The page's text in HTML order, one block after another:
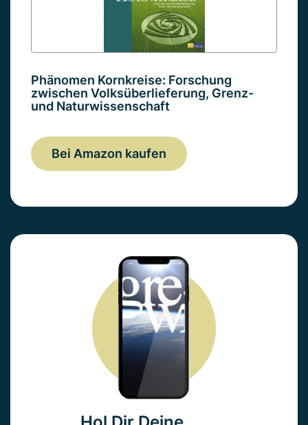
Phänomen Kornkreise: Forschung
zwischen Volksüberlieferung, Grenz-
und Naturwissenschaft
Bei Amazon kaufen